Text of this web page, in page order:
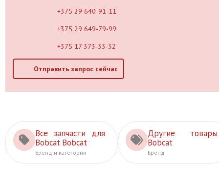
+375 29 640-91-11
+375 29 649-79-99
+375 17 373-33-32
Отправить запрос сейчас
Все запчасти для
Bobcat Bobcat
Бренд и категория
Другие товары
Bobcat
Бренд